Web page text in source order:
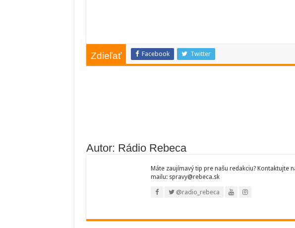
Zdieľať Facebook Twitter
Autor: Rádio Rebeca
Máte zaujímavý tip pre našu redakciu? Kontaktujte
mailu: spravy@rebeca.sk
@radio_rebeca